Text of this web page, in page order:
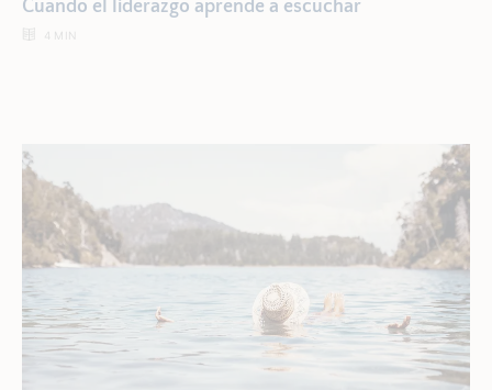
Cuando el liderazgo aprende a escuchar
4 MIN